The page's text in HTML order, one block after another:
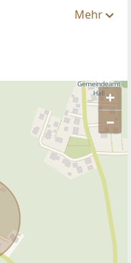
Mehr
+
–